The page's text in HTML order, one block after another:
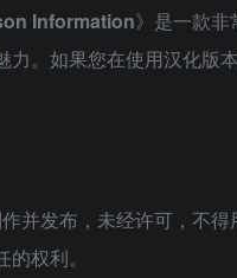
Information》是一款
力。如果您在使用汉化版
并发布，未经许可，不
权利。